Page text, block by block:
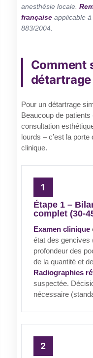
anesthésie locale.
françaiseapplicable à
883/2004.
Comment
détartrage
Pour un détartrage
Beaucoup de
consultation
lourds – c’est la porte
clinique.
Étape 1 –
complet (30-
Examen clinique
état des gencives
profondeur des
de la quantité et
Radiographies
suspectée.
nécessaire